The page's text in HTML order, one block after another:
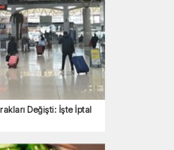
Değişti: İşte İptal